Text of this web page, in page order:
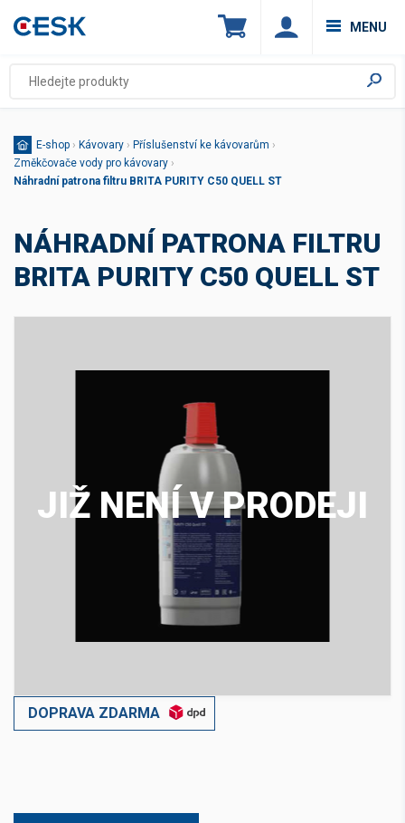
MENU
E-shop › Kávovary › Příslušenství ke kávovarům ›
Změkčovače vody pro kávovary ›
Náhradní patrona filtru BRITA PURITY C50 QUELL ST
NÁHRADNÍ PATRONA FILTRU
BRITA PURITY C50 QUELL ST
JIŽ NENÍ V PRODEJI
DOPRAVA ZDARMA